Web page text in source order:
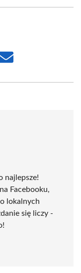
Share
najlepsze!
Facebooku,
lokalnych
się liczy -